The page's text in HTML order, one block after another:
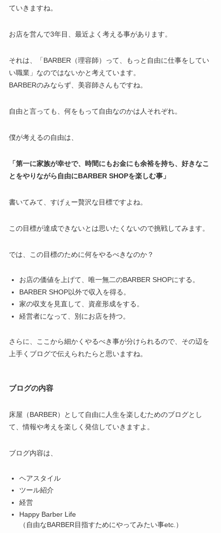
ていきますね。
お店を営んで3年目、最近よく考える事があります。
それは、「BARBER（理容師）って、もっと自由に仕事をしてい
い職業」なのではないかと考えています。
BARBERのみならず、美容師さんもですね。
自由と言っても、何をもって自由なのかは人それぞれ。
僕が考えるの自由は、
「第一に家族が幸せで、時間にもお金にも余裕を持ち、好きなこ
とをやりながら自由にBARBER SHOPを楽しむ事」
書いてみて、すげぇー贅沢な目標ですよね。
この目標が達成できないとは思いたくないので挑戦してみます。
では、この目標のために何をやるべきなのか？
お店の価値を上げて、唯一無二のBARBER SHOPにする。
BARBER SHOP以外で収入を得る。
家の収支を見直して、資産形成をする。
経営者になって、別にお店を持つ。
さらに、ここから細かくやるべき事が分けられるので、その辺を
上手くブログで伝えられたらと思いますね。
ブログの内容
床屋（BARBER）として自由に人生を楽しむためのブログとし
て、情報や考えを楽しく発信していきますよ。
ブログ内容は、
ヘアスタイル
ツール紹介
経営
Happy Barber Life
（自由なBARBER目指すためにやってみたい事etc.）